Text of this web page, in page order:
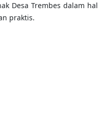
Desa Trembes dalam hal
praktis.